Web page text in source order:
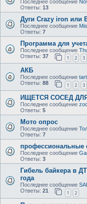
Последнее сообщение
Ответы: 13
Дуги Crazy iron или
Последнее сообщение
Ответы: 7
Программа для
Последнее сообщение
Ответы: 37 1 2 3
АКБ
Последнее сообщение
Ответы: 88 1 2 3
ИЩЕТСЯ СОСЕД
Последнее сообщение
Ответы: 5
Мото опрос
Последнее сообщение
Ответы: 7
профессиональные
Последнее сообщение
Ответы: 3
Гибель байкера в
года
Последнее сообщение
Ответы: 21 1 2